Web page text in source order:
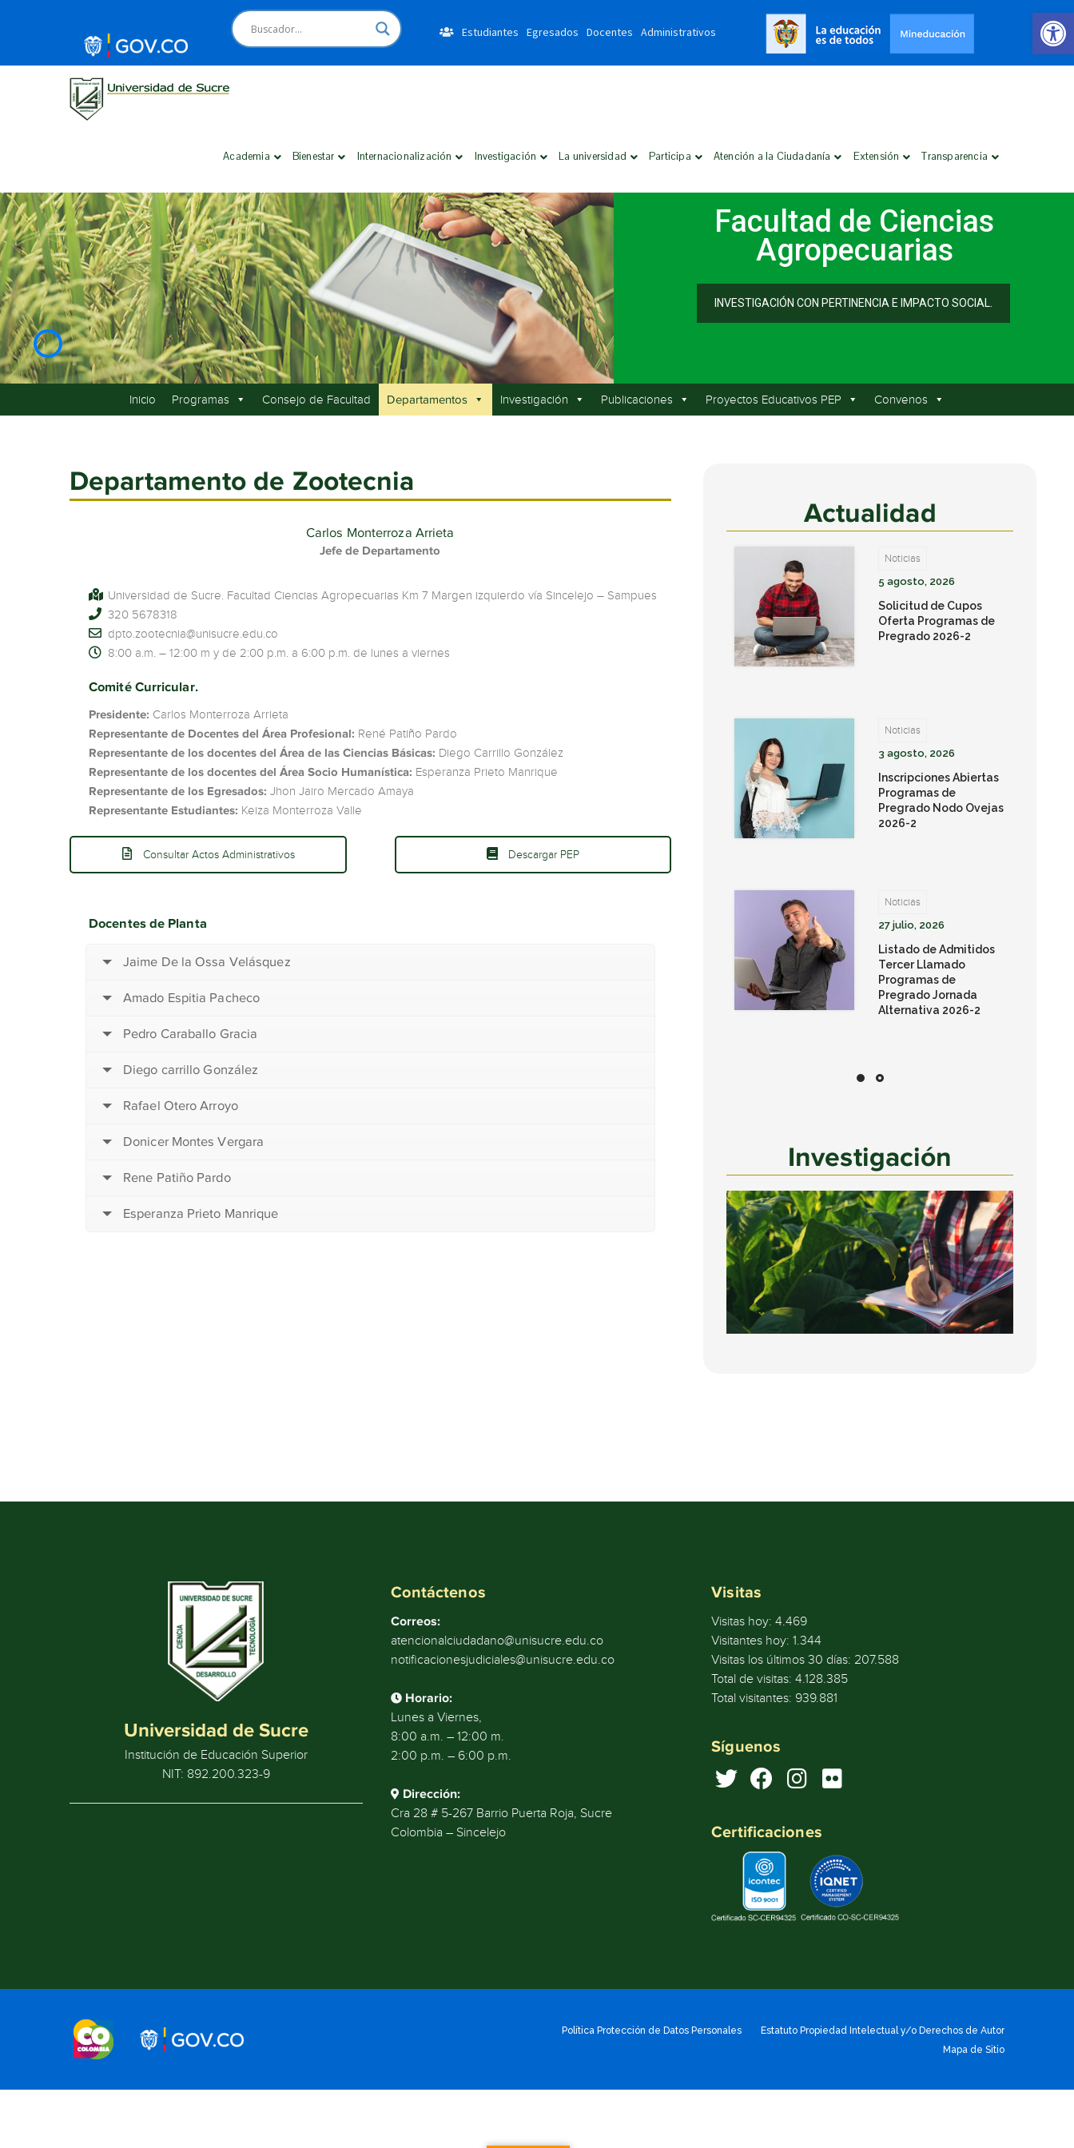
Estudiantes Egresados Docentes Administrativos
Academia Bienestar Internacionalización Investigación La universidad Participa Atención a la Ciudadanía Extensión Transparencia
INVESTIGACIÓN CON PERTINENCIA E IMPACTO SOCIAL.
Facultad de Ciencias
Agropecuarias
Inicio Programas Consejo de Facultad Departamentos Investigación Publicaciones Proyectos Educativos PEP Convenos
Departamento de Zootecnia
Carlos Monterroza Arrieta
Jefe de Departamento
Universidad de Sucre. Facultad Ciencias Agropecuarias Km 7 Margen izquierdo vía Sincelejo – Sampues
320 5678318
dpto.zootecnia@unisucre.edu.co
8:00 a.m. – 12:00 m y de 2:00 p.m. a 6:00 p.m. de lunes a viernes
Comité Curricular.
Presidente: Carlos Monterroza Arrieta
Representante de Docentes del Área Profesional: René Patiño Pardo
Representante de los docentes del Área de las Ciencias Básicas: Diego Carrillo González
Representante de los docentes del Área Socio Humanística: Esperanza Prieto Manrique
Representante de los Egresados: Jhon Jairo Mercado Amaya
Representante Estudiantes: Keiza Monterroza Valle
Consultar Actos Administrativos Descargar PEP
Docentes de Planta
Jaime De la Ossa Velásquez
Amado Espitia Pacheco
Pedro Caraballo Gracia
Diego carrillo González
Rafael Otero Arroyo
Donicer Montes Vergara
Rene Patiño Pardo
Esperanza Prieto Manrique
Actualidad
Noticias
5 agosto, 2026
Solicitud de Cupos
Oferta Programas de
Pregrado 2026-2
Noticias
3 agosto, 2026
Inscripciones Abiertas
Programas de
Pregrado Nodo Ovejas
2026-2
Noticias
27 julio, 2026
Listado de Admitidos
Tercer Llamado
Programas de
Pregrado Jornada
Alternativa 2026-2
Investigación
Universidad de Sucre
Institución de Educación Superior
NIT: 892.200.323-9
Contáctenos
Correos:
atencionalciudadano@unisucre.edu.co
notificacionesjudiciales@unisucre.edu.co
Horario:
Lunes a Viernes,
8:00 a.m. – 12:00 m.
2:00 p.m. – 6:00 p.m.
Dirección:
Cra 28 # 5-267 Barrio Puerta Roja, Sucre
Colombia – Sincelejo
Visitas
Visitas hoy:4.469
Visitantes hoy:1.344
Visitas los últimos 30 días: 207.588
Total de visitas:4.128.385
Total visitantes: 939.881
Síguenos
Certificaciones
Política Protección de Datos Personales
Estatuto Propiedad Intelectual y/o Derechos de Autor
Mapa de Sitio